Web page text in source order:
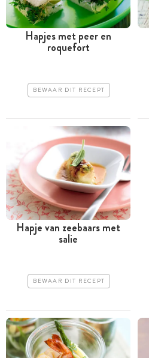
Hapjes met peer en
roquefort
BEWAAR DIT RECEPT
Hapje van zeebaars met
salie
BEWAAR DIT RECEPT